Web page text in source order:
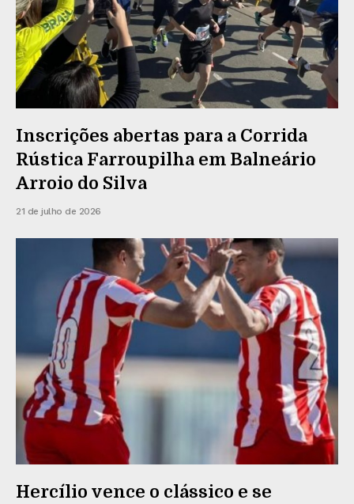
Inscrições abertas para a Corrida
Rústica Farroupilha em Balneário
Arroio do Silva
21 de julho de 2026
Hercílio vence o clássico e se